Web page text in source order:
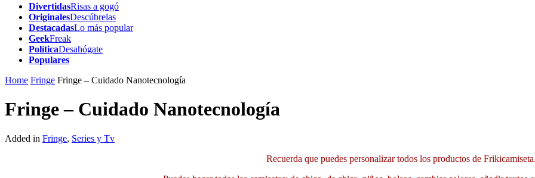
DivertidasRisas a gogó
OriginalesDescúbrelas
DestacadasLo más popular
GeekFreak
PolíticaDesahógate
Populares
Home Fringe Fringe – Cuidado Nanotecnología
Fringe – Cuidado Nanotecnología
Added in Fringe, Series y Tv
Recuerda que puedes personalizar todos los productos de